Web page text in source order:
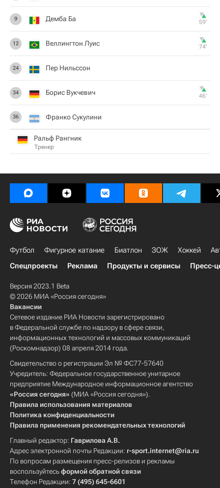
9 Демба Ба 59‎’‎
12 Веллингтон Луис 74‎’‎
24 Пер Нильссон
34 Борис Вукчевич 46‎’‎
36 Франко Сукулини
Ральф Рангник
Тренер
Футбол Фигурное катание Биатлон ЗОЖ Хоккей
Спецпроекты
Реклама Продукты и сервисы Пресс-
Версия 2023.1 Beta
© 2026 МИА «Россия сегодня»
Вакансии
Сетевое издание РИА Новости зарегистрировано
в Федеральной службе по надзору в сфере связи,
информационных технологий и массовых коммуникаций
(Роскомнадзор) 08 апреля 2014 года.
Свидетельство о регистрации Эл № ФС77-57640
Учредитель: Федеральное государственное унитарное
предприятие Международное информационное агентство
«Россия сегодня» (МИА «Россия сегодня»).
Правила использования материалов
Политика конфиденциальности
Правила применения рекомендательных технологий
Главный редактор: Гаврилова А.В.
Адрес электронной почты Редакции: r-sport.internet@ria.ru
По вопросам размещения пресс-релизов и рекламы
воспользуйтесьформой обратной связи
Телефон Редакции: 7 (495) 645-6601